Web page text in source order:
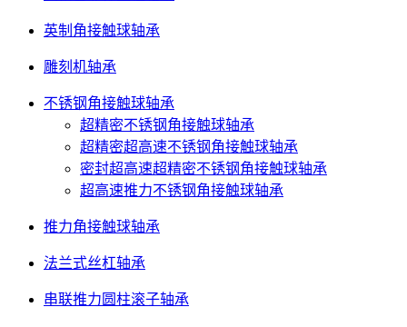
英制角接触球轴承
雕刻机轴承
不锈钢角接触球轴承
超精密不锈钢角接触球轴承
超精密超高速不锈钢角接触球轴承
密封超高速超精密不锈钢角接触球轴承
超高速推力不锈钢角接触球轴承
推力角接触球轴承
法兰式丝杠轴承
串联推力圆柱滚子轴承